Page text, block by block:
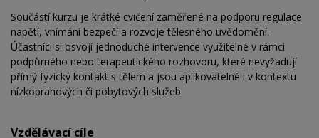
Součástí kurzu je krátké cvičení zaměřené na podporu regulace
napětí, vnímání bezpečí a rozvoje tělesného uvědomění.
Účastníci si osvojí jednoduché intervence využitelné v rámci
podpůrného nebo terapeutického rozhovoru, které nevyžadují
přímý fyzický kontakt s tělem a jsou aplikovatelné i v kontextu
nízkoprahových či pobytových služeb.
Vzdělávací cíle